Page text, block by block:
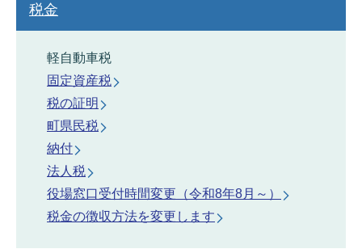
税金
軽自動車税
固定資産税
税の証明
町県民税
納付
法人税
役場窓口受付時間変更（令和8年8月～）
税金の徴収方法を変更します